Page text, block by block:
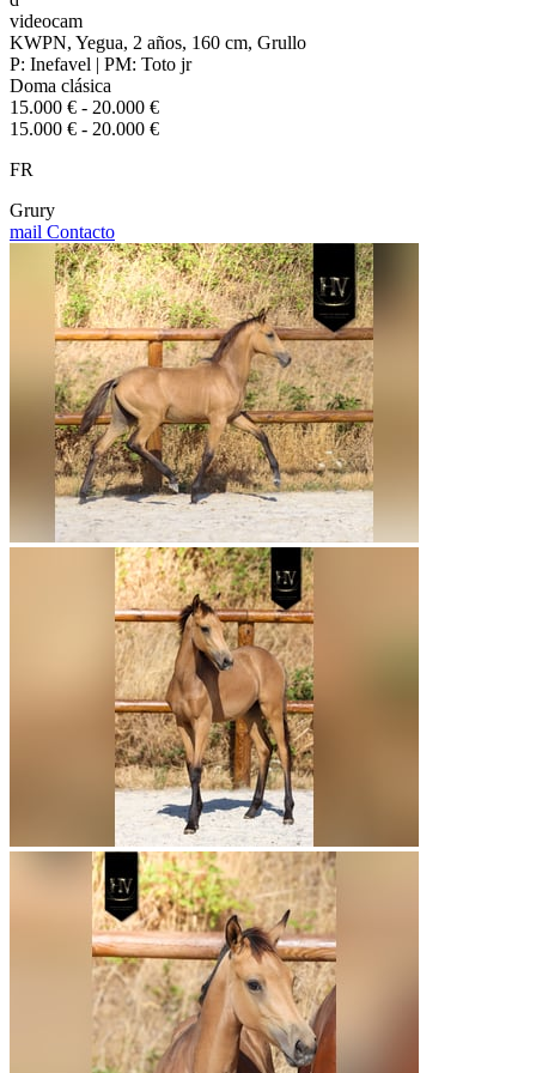
videocam
KWPN, Yegua, 2 años, 160 cm, Grullo
P: Inefavel | PM: Toto jr
Doma clásica
15.000 € - 20.000 €
15.000 € - 20.000 €
FR
Grury
mail Contacto